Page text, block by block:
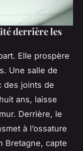
derrière les
Elle prospère
Une salle de
des joints de
ans, laisse
Derrière, le
à l’ossature
Bretagne, capte